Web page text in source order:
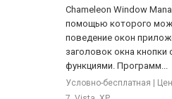
Chameleon Window
помощью которого
поведение окон
заголовок окна
функциями. Программ...
Условно-бесплатная |